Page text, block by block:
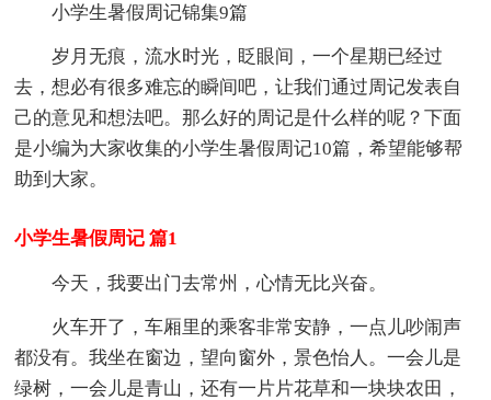
小学生暑假周记锦集9篇
岁月无痕，流水时光，眨眼间，一个星期已经过
去，想必有很多难忘的瞬间吧，让我们通过周记发表自
己的意见和想法吧。那么好的周记是什么样的呢？下面
是小编为大家收集的小学生暑假周记10篇，希望能够帮
助到大家。
小学生暑假周记 篇1
今天，我要出门去常州，心情无比兴奋。
火车开了，车厢里的乘客非常安静，一点儿吵闹声
都没有。我坐在窗边，望向窗外，景色怡人。一会儿是
绿树，一会儿是青山，还有一片片花草和一块块农田，